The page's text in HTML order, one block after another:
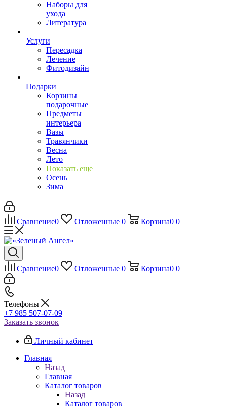
Наборы для
ухода
Литература
Услуги
Пересадка
Лечение
Фитодизайн
Подарки
Корзины
подарочные
Предметы
интерьера
Вазы
Травянчики
Весна
Лето
Показать еще
Осень
Зима
Сравнение0 Отложенные 0 Корзина0 0
Сравнение0 Отложенные 0 Корзина0 0
Телефоны
+7 985 507-07-09
Заказать звонок
Личный кабинет
Главная
Назад
Главная
Каталог товаров
Назад
Каталог товаров